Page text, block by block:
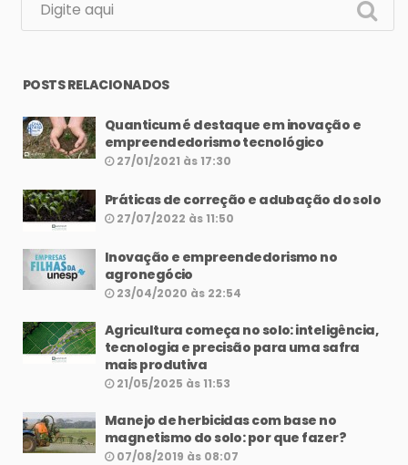
POSTS RELACIONADOS
Quanticum é destaque em inovação e
empreendedorismo tecnológico
27/01/2021 às 17:30
Práticas de correção e adubação do solo
27/07/2022 às 11:50
Inovação e empreendedorismo no
agronegócio
23/04/2020 às 22:54
Agricultura começa no solo: inteligência,
tecnologia e precisão para uma safra
mais produtiva
21/05/2025 às 11:53
Manejo de herbicidas com base no
magnetismo do solo: por que fazer?
07/08/2019 às 08:07